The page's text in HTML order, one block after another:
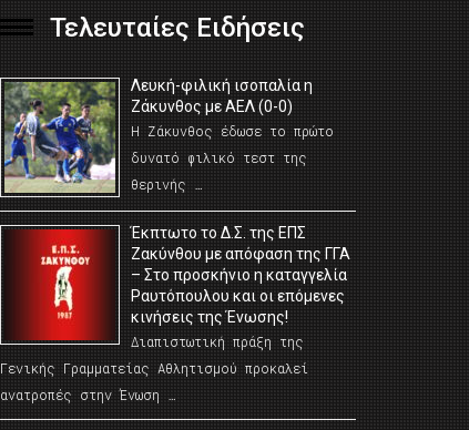
Τελευταίες Ειδήσεις
Λευκή-φιλική ισοπαλία η
Ζάκυνθος με ΑΕΛ (0-0)
Η Ζάκυνθος έδωσε το πρώτο
δυνατό φιλικό τεστ της
θερινής …
Έκπτωτο το Δ.Σ. της ΕΠΣ
Ζακύνθου με απόφαση της ΓΓΑ
– Στο προσκήνιο η καταγγελία
Ραυτόπουλου και οι επόμενες
κινήσεις της Ένωσης!
Διαπιστωτική πράξη της
Γενικής Γραμματείας Αθλητισμού προκαλεί
ανατροπές στην Ένωση …